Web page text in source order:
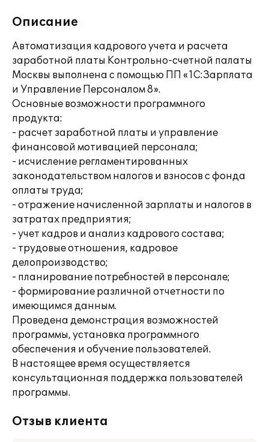
Описание
Автоматизация кадрового учета и расчета
заработной платы Контрольно-счетной палаты
Москвы выполнена с помощью ПП «1С:Зарплата
и Управление Персоналом 8».
Основные возможности программного
продукта:
- расчет заработной платы и управление
финансовой мотивацией персонала;
- исчисление регламентированных
законодательством налогов и взносов с фонда
оплаты труда;
- отражение начисленной зарплаты и налогов в
затратах предприятия;
- учет кадров и анализ кадрового состава;
- трудовые отношения, кадровое
делопроизводство;
- планирование потребностей в персонале;
- формирование различной отчетности по
имеющимся данным.
Проведена демонстрация возможностей
программы, установка программного
обеспечения и обучение пользователей.
В настоящее время осуществляется
консультационная поддержка пользователей
программы.
Отзыв клиента